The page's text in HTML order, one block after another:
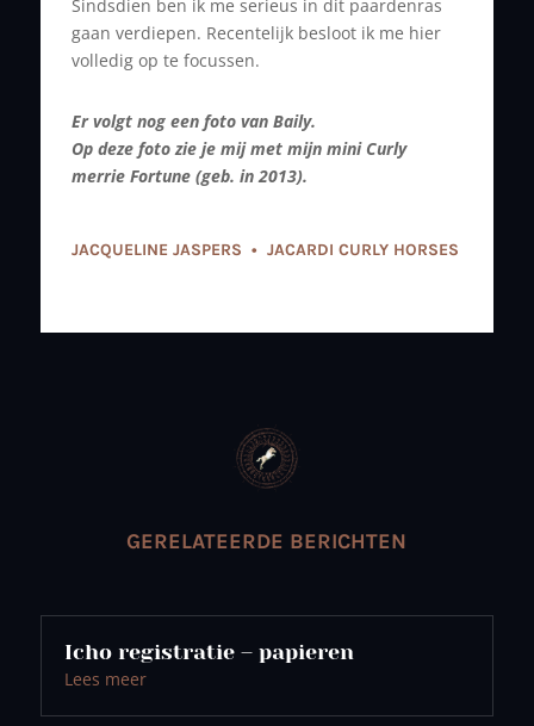
Sindsdien ben ik me serieus in dit paardenras
gaan verdiepen. Recentelijk besloot ik me hier
volledig op te focussen.
Er volgt nog een foto van Baily.
Op deze foto zie jemij met mijn mini Curly
merrie Fortune (geb. in 2013).
JACQUELINE JASPERS • JACARDI CURLY HORSES
GERELATEERDE BERICHTEN
Icho registratie – papieren
Lees meer